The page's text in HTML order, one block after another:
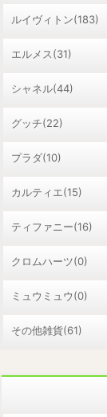
ルイヴィトン(183)
エルメス(31)
シャネル(44)
グッチ(22)
プラダ(10)
カルティエ(15)
ティファニー(16)
クロムハーツ(0)
ミュウミュウ(0)
その他雑貨(61)